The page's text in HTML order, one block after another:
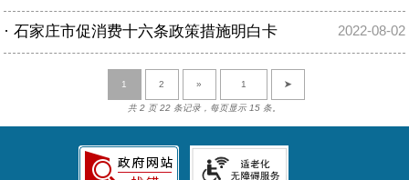
· 石家庄市促消费十六条政策措施明白卡 2022-08-02
1 2 » ➤
共 2 页 22 条记录，每页显示 15 条。